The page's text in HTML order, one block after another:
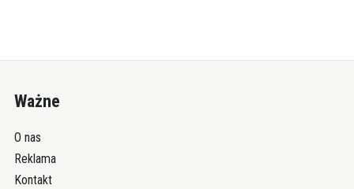
Ważne
O nas
Reklama
Kontakt